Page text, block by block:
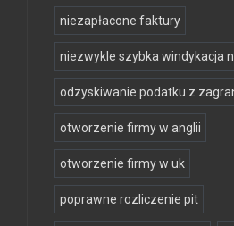
niezapłacone faktury
niezwykle szybka windykacja
odzyskiwanie podatku z
otworzenie firmy w anglii
otworzenie firmy w uk
poprawne rozliczenie pit